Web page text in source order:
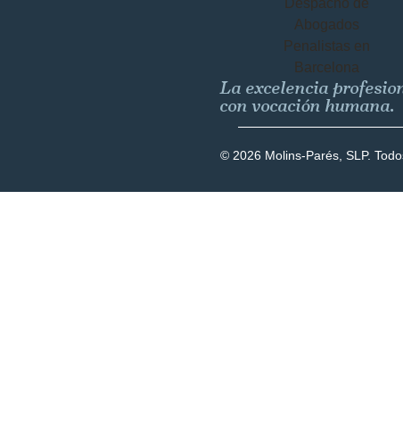
La excelencia
con vocación humana.
© 2026 Molins-Parés, SLP.